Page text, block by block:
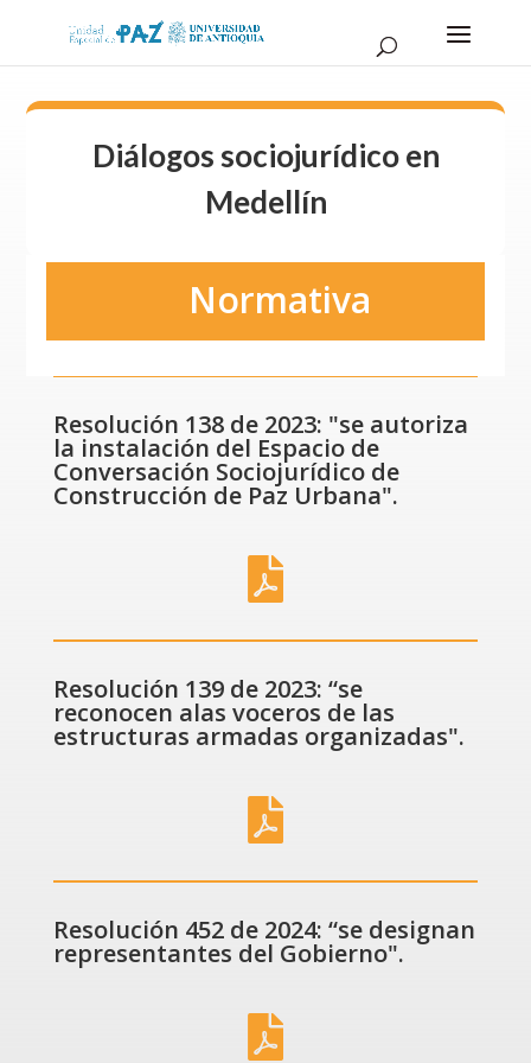
Diálogos sociojurídico en
Medellín
Normativa
Resolución 138 de 2023: "se autoriza
la instalación del Espacio de
Conversación Sociojurídico de
Construcción de Paz Urbana".

Resolución 139 de 2023: “se
reconocen alas voceros de las
estructuras armadas organizadas".

Resolución 452 de 2024: “se designan
representantes del Gobierno".
